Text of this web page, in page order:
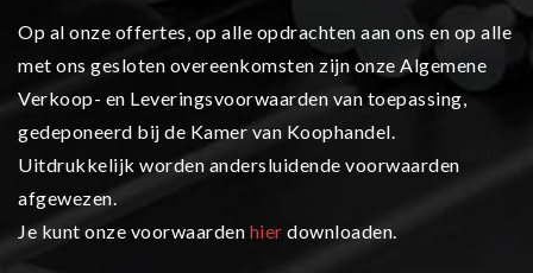
Op al onze offertes, op alle opdrachten aan ons en op alle
met ons gesloten overeenkomsten zijn onze Algemene
Verkoop- en Leveringsvoorwaarden van toepassing,
gedeponeerd bij de Kamer van Koophandel.
Uitdrukkelijk worden andersluidende voorwaarden
afgewezen.
Je kunt onze voorwaarden hier downloaden.